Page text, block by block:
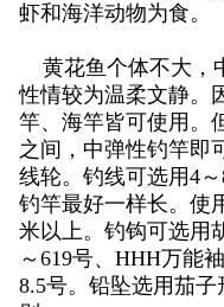
虾和海洋动物为食。
黄花鱼个体不大，
性情较为温柔文静。
竿、海竿皆可使用。
之间，中弹性钓竿即
线轮。钓线可选用4
钓竿最好一样长。使
米以上。钓钩可选用
～619号、HHH万能
8.5号。铅坠选用茄